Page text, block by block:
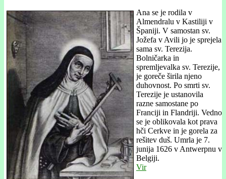
Ana se je rodila v
Almendralu v Kastiliji v
Španiji. V samostan sv.
Jožefa v Avili jo je sprejela
sama sv. Terezija.
Bolničarka in
spremljevalka sv. Terezije,
je goreče širila njeno
duhovnost. Po smrti sv.
Terezije je ustanovila
razne samostane po
Franciji in Flandriji. Vedno
se je oblikovala kot prava
hči Cerkve in je gorela za
rešitev duš. Umrla je 7.
junija 1626 v Antwerpnu v
Belgiji.
Vir